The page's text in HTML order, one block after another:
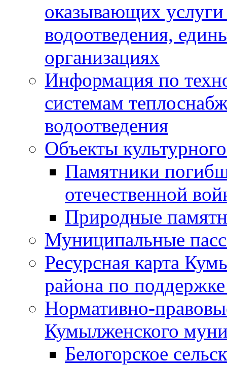
оказывающих
водоотведения,
организациях
Информация по
системам
водоотведения
Объекты
Памятники
отечественной
Природные
Муниципальные
Ресурсная карта
района по
Нормативно-
Кумылженского
Белогорское